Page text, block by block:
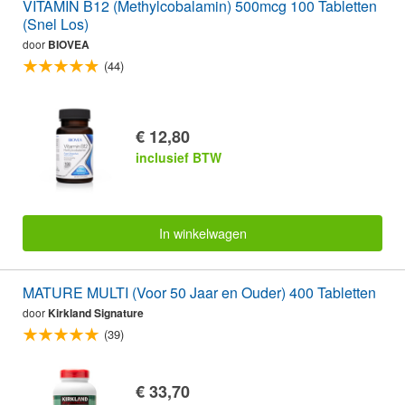
VITAMIN B12 (Methylcobalamin) 500mcg 100 Tabletten
(Snel Los)
door BIOVEA
(44)
€ 12,80
inclusief BTW
In winkelwagen
MATURE MULTI (Voor 50 Jaar en Ouder) 400 Tabletten
doorKirkland Signature
(39)
€ 33,70